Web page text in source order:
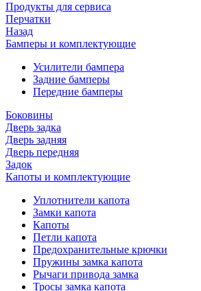
Продукты для сервиса
Перчатки
Назад
Бамперы и комплектующие
Усилители бампера
Задние бамперы
Передние бамперы
Боковины
Дверь задка
Дверь задняя
Дверь передняя
Задок
Капоты и комплектующие
Уплотнители капота
Замки капота
Капоты
Петли капота
Предохранительные крючки
Пружины замка капота
Рычаги привода замка
Тросы замка капота